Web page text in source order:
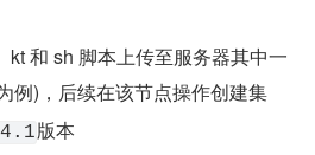
和 sh 脚本上传至服务器其中一
例)，后续在该节点操作创建集
版本